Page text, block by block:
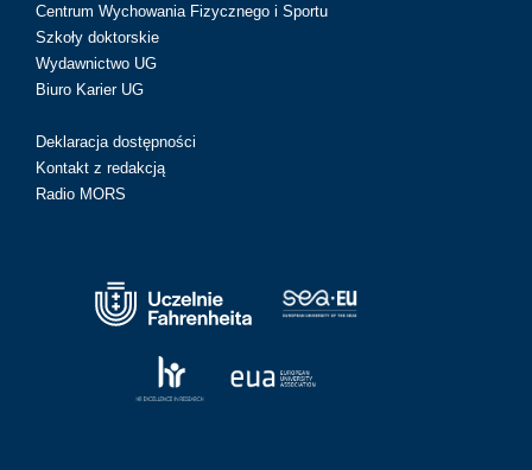
Centrum Wychowania Fizycznego i Sportu
Szkoły doktorskie
Wydawnictwo UG
Biuro Karier UG
Deklaracja dostępności
Kontakt z redakcją
Radio MORS